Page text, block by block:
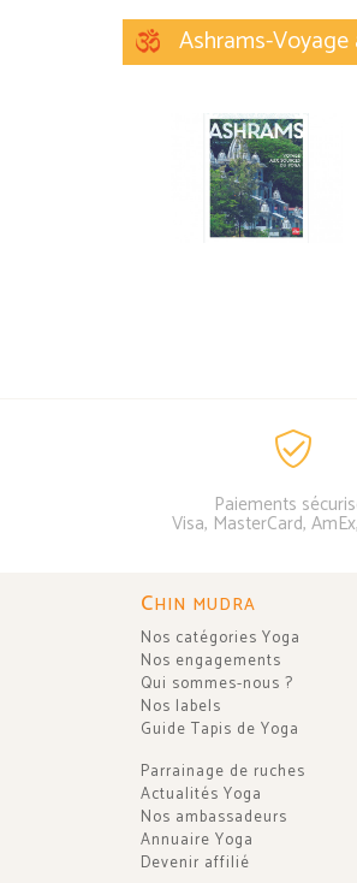
Ashrams-
Paiements
Visa, MasterCard,
CHIN MUDRA
Nos catégories Yoga
Nos engagements
Qui sommes-nous ?
Nos labels
Guide Tapis de Yoga
Parrainage de ruches
Actualités Yoga
Nos ambassadeurs
Annuaire Yoga
Devenir affilié